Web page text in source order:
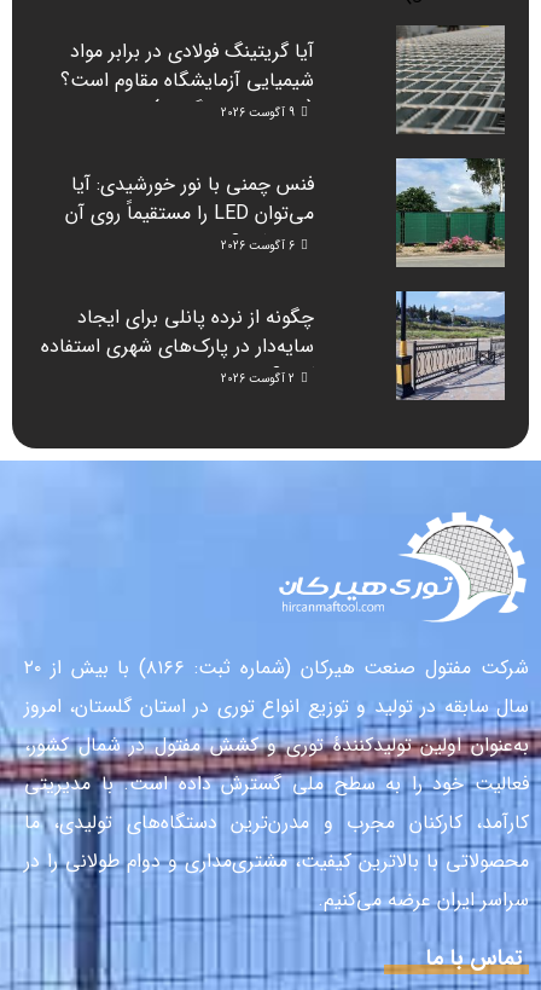
آیا گریتینگ فولادی در برابر مواد
شیمیایی آزمایشگاه مقاوم است؟
(راهنمای دانشگاه‌ها)
9 آگوست 2026
فنس چمنی با نور خورشیدی: آیا
می‌توان LED را مستقیماً روی آن
نصب کرد؟
6 آگوست 2026
چگونه از نرده پانلی برای ایجاد
سایه‌دار در پارک‌های شهری استفاده
کنیم؟
2 آگوست 2026
شرکت مفتول صنعت هیرکان (شماره ثبت: ۸۱۶۶) با بیش از ۲۰
سال سابقه در تولید و توزیع انواع توری در استان گلستان، امروز
به‌عنوان اولین تولیدکنندهٔ توری و کشش مفتول در شمال کشور،
فعالیت خود را به سطح ملی گسترش داده است. با مدیریتی
کارآمد، کارکنان مجرب و مدرن‌ترین دستگاه‌های تولیدی، ما
محصولاتی با بالاترین کیفیت، مشتری‌مداری و دوام طولانی را در
سراسر ایران عرضه می‌کنیم.
تماس با ما